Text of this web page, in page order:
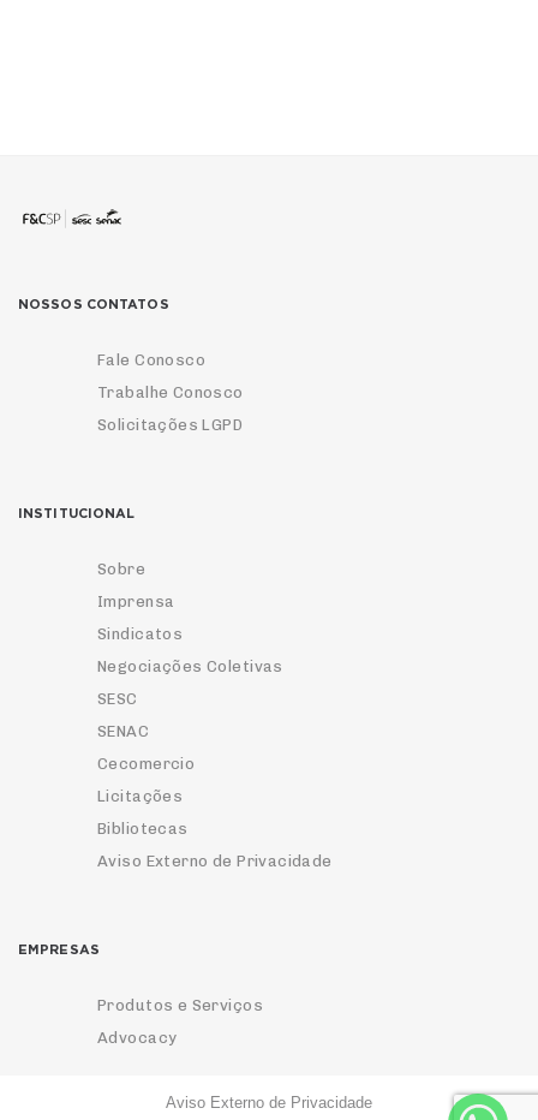
NOSSOS CONTATOS
Fale Conosco
Trabalhe Conosco
Solicitações LGPD
INSTITUCIONAL
Sobre
Imprensa
Sindicatos
Negociações Coletivas
SESC
SENAC
Cecomercio
Licitações
Bibliotecas
Aviso Externo de Privacidade
EMPRESAS
Produtos e Serviços
Advocacy
Aviso Externo de Privacidade